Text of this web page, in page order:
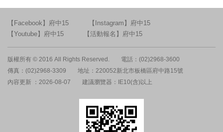
【Facebook】府中15
【Instagram】府中15
【Youtube】府中15
【活動報名】府中15
版權所有 © 2016 All Rights Reserved.
電話：(02)2968-3600
傳真：(02)2968-3309
地址：220052新北市板橋區府中路15號
內容更新 ：2026-08-07
建議瀏覽器：IE10(含)以上